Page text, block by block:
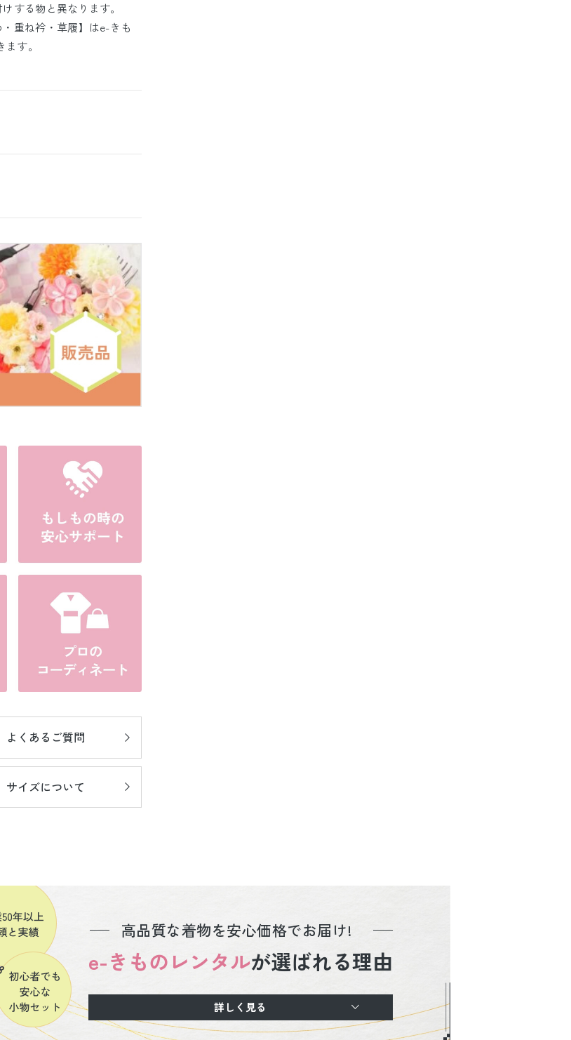
する物と異なります。
重ね衿・草履】はe-きも
す。
よくあるご質問
サイズについて
高品質な着物を安心価格でお届け!
e-きものレンタルが選ばれる理由
詳しく見る